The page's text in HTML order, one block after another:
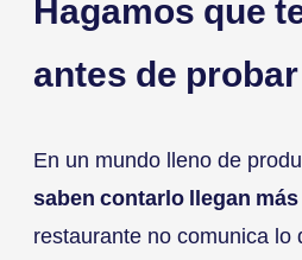
Hagamos que
antes de
En un mundo lleno de
saben contarlo llegan
restaurante no comunica lo